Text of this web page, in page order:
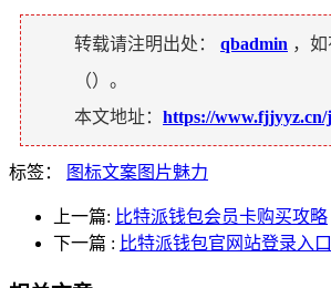
转载请注明出处： qbadmin ，
（）。
本文地址： https://www.fjjyyz.cn/
标签： 图标文案图片魅力
上一篇: 比特派钱包会员卡购买攻略
下一篇 : 比特派钱包官网站登录入